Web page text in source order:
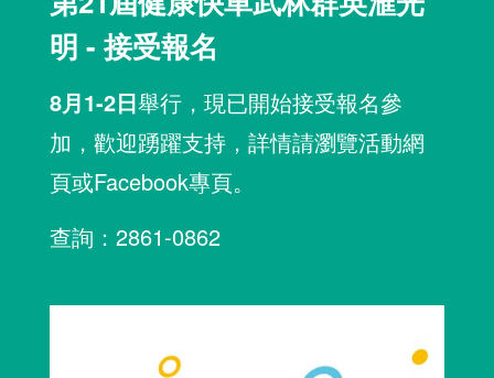
明 - 接受報名
8月1-2日舉行，現已開始接受報名參
加，歡迎踴躍支持，詳情請瀏覽活動網
頁或Facebook專頁。
查詢：2861-0862